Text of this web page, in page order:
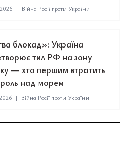
| Війна Росії проти України
блокад»: Україна
тил РФ на зону
— хто першим втратить
над морем
| Війна Росії проти України